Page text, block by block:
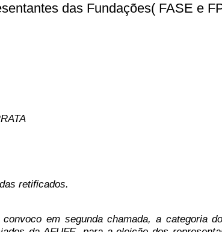
das Fundações( FASE e
devidas retificados.
em segunda chamada, a categoria